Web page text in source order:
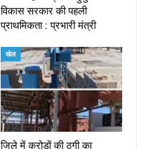
विकास सरकार की पहली
प्राथमिकता : प्रभारी मंत्री
खेल
जिले में करोड़ों की ठगी का